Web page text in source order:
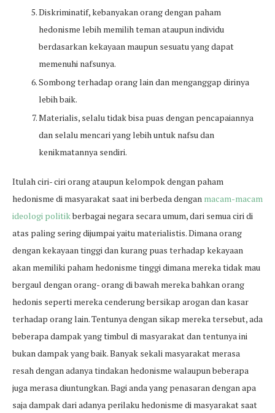
Diskriminatif, kebanyakan orang dengan paham
hedonisme lebih memilih teman ataupun individu
berdasarkan kekayaan maupun sesuatu yang dapat
memenuhi nafsunya.
Sombong terhadap orang lain dan menganggap dirinya
lebih baik.
Materialis, selalu tidak bisa puas dengan pencapaiannya
dan selalu mencari yang lebih untuk nafsu dan
kenikmatannya sendiri.
Itulah ciri- ciri orang ataupun kelompok dengan paham
hedonisme di masyarakat saat ini berbeda dengan macam-macam
ideologi politikberbagai negara secara umum, dari semua ciri di
atas paling sering dijumpai yaitu materialistis. Dimana orang
dengan kekayaan tinggi dan kurang puas terhadap kekayaan
akan memiliki paham hedonisme tinggi dimana mereka tidak mau
bergaul dengan orang- orang di bawah mereka bahkan orang
hedonis seperti mereka cenderung bersikap arogan dan kasar
terhadap orang lain. Tentunya dengan sikap mereka tersebut, ada
beberapa dampak yang timbul di masyarakat dan tentunya ini
bukan dampak yang baik. Banyak sekali masyarakat merasa
resah dengan adanya tindakan hedonisme walaupun beberapa
juga merasa diuntungkan. Bagi anda yang penasaran dengan apa
saja dampak dari adanya perilaku hedonisme di masyarakat saat